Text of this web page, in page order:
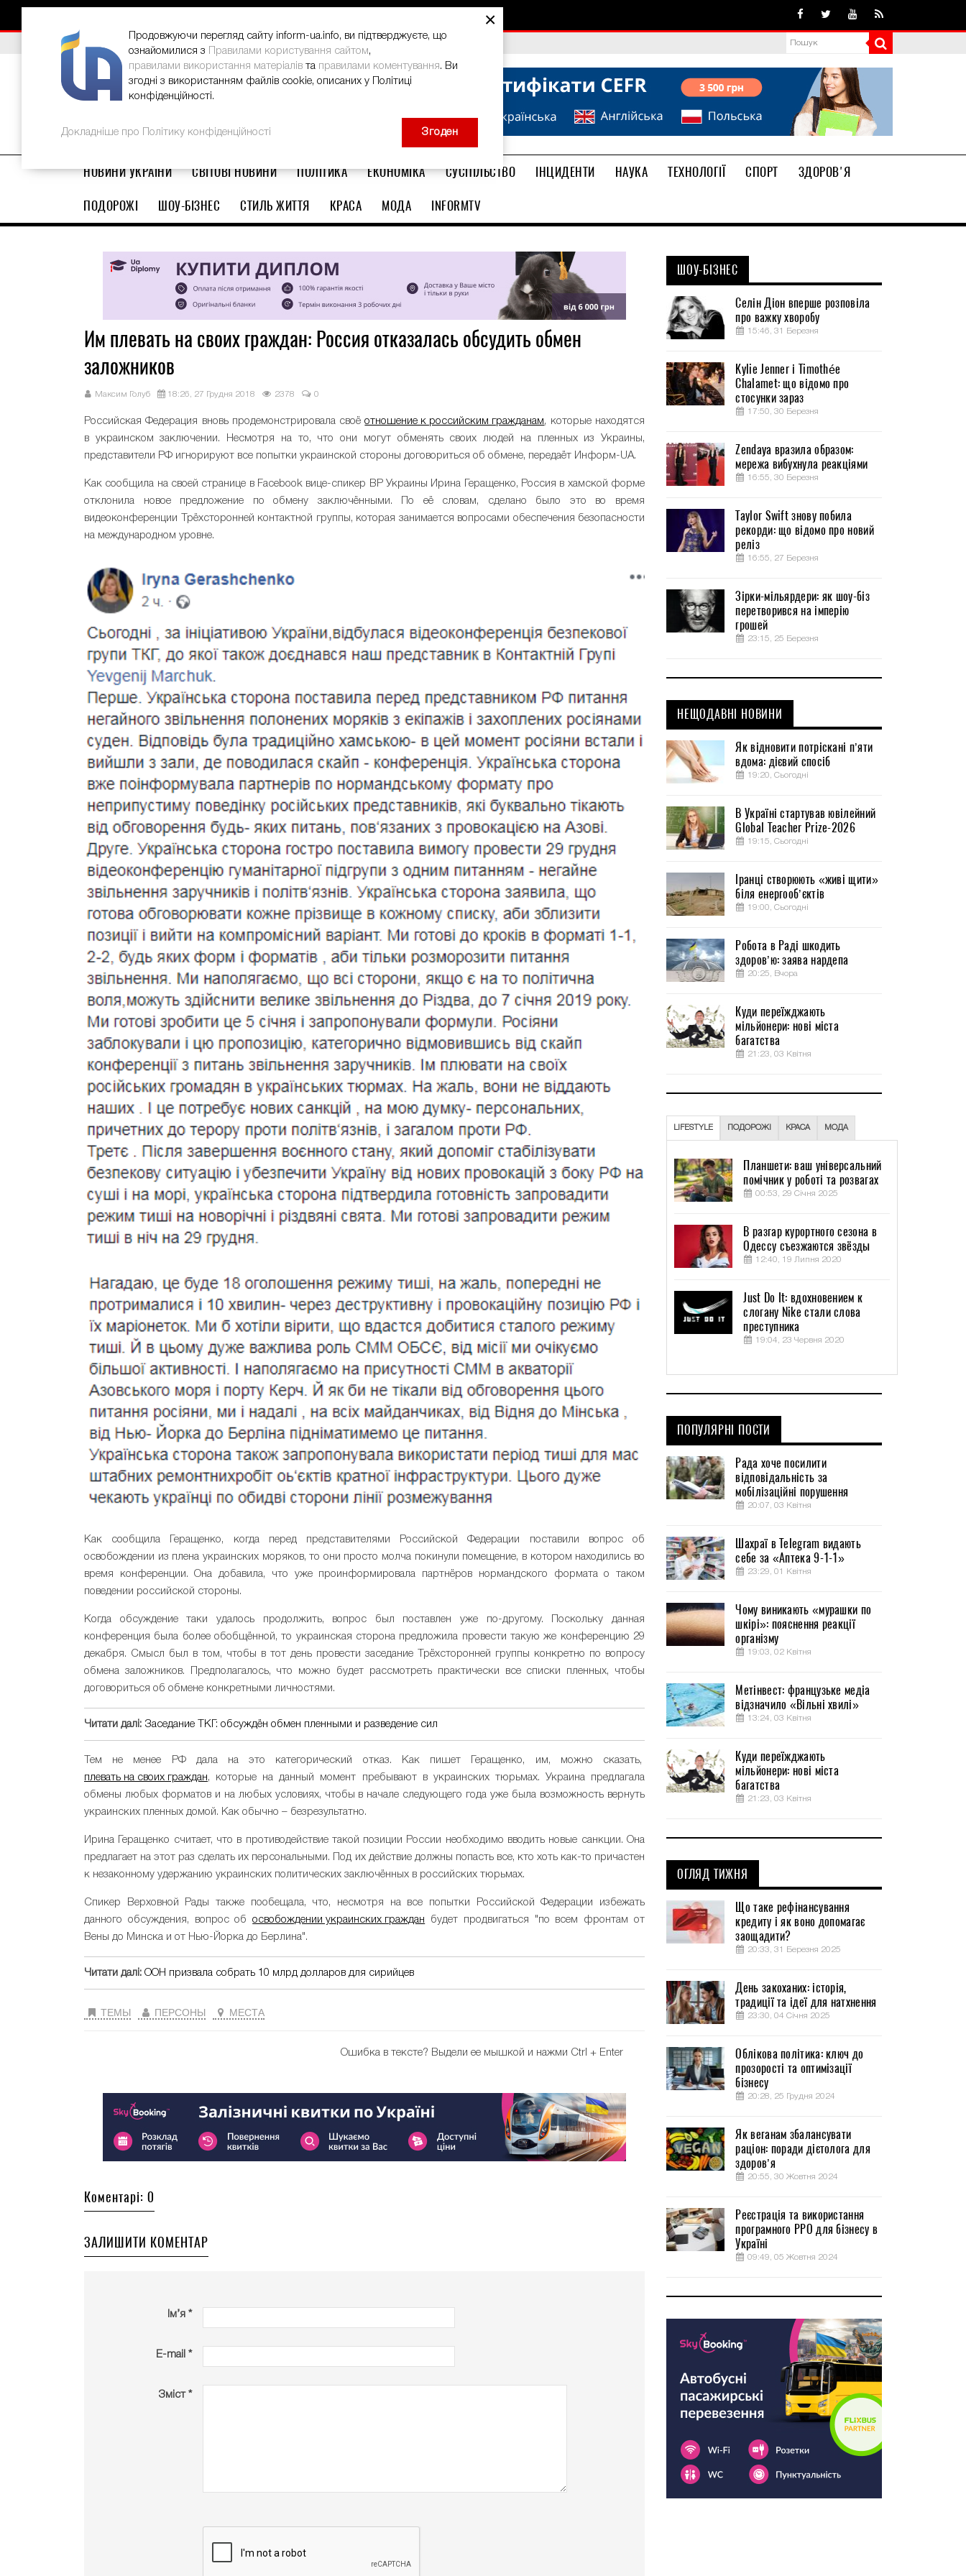
ВИБІР РЕДАКЦІЇ В Україні стартував ювілейний Global Teacher Prize-2026
НОВИНИ УКРАЇНИ СВІТОВІ НОВИНИ ПОЛІТИКА ЕКОНОМІКА СУСПІЛЬСТВО ІНЦИДЕНТИ НАУКА ТЕХНОЛОГІЇ СПОРТ
ЗДОРОВ'Я
ПОДОРОЖІ
ШОУ-БІЗНЕС СТИЛЬ ЖИТТЯ КРАСА МОДА INFORMTV
Им плевать на своих граждан: Россия отказалась обсудить обмен
заложников
Максим Голуб 18:26, 27 Грудня 2018 2378 0
Российская Федерация вновь продемонстрировала своёотношение к российским гражданам, которые находятся
в украинском заключении. Несмотря на то, что они могут обменять своих людей на пленных из Украины,
представители РФ игнорируют все попытки украинской стороны договориться об обмене, передаёт Информ-UA.
Как сообщила на своей странице в Facebook вице-спикер ВР Украины Ирина Геращенко, Россия в хамской форме
отклонила новое предложение по обмену заключёнными. По её словам, сделано было это во время
видеоконференции Трёхсторонней контактной группы, которая занимается вопросами обеспечения безопасности
на международном уровне.
Как сообщила Геращенко, когда перед представителями Российской Федерации поставили вопрос об
освобождении из плена украинских моряков, то они просто молча покинули помещение, в котором находились во
время конференции. Она добавила, что уже проинформировала партнёров нормандского формата о таком
поведении российской стороны.
Когда обсуждение таки удалось продолжить, вопрос был поставлен уже по-другому. Поскольку данная
конференция была более обобщённой, то украинская сторона предложила провести такую же конференцию 29
декабря. Смысл был в том, чтобы в тот день провести заседание Трёхсторонней группы конкретно по вопросу
обмена заложников. Предполагалось, что можно будет рассмотреть практически все списки пленных, чтобы
договориться об обмене конкретными личностями.
Читати далі: Заседание ТКГ: обсуждён обмен пленными и разведение сил
Тем не менее РФ дала на это категорический отказ. Как пишет Геращенко, им, можно сказать,
плевать на своих граждан, которые на данный момент пребывают в украинских тюрьмах. Украина предлагала
обмены любых форматов и на любых условиях, чтобы в начале следующего года уже была возможность вернуть
украинских пленных домой. Как обычно – безрезультатно.
Ирина Геращенко считает, что в противодействие такой позиции России необходимо вводить новые санкции. Она
предлагает на этот раз сделать их персональными. Под их действие должны попасть все, кто хоть как-то причастен
к незаконному удержанию украинских политических заключённых в российских тюрьмах.
Спикер Верховной Рады также пообещала, что, несмотря на все попытки Российской Федерации избежать
данного обсуждения, вопрос обосвобождении украинских граждан будет продвигаться "по всем фронтам от
Вены до Минска и от Нью-Йорка до Берлина".
Читати далі: ООН призвала собрать 10 млрд долларов для сирийцев
ТЕМЫ ПЕРСОНЫ МЕСТА
Ошибка в тексте? Выдели ее мышкой и нажми Ctrl + Enter
Коментарі: 0
ЗАЛИШИТИ КОМЕНТАР
Ім’я *
E-mail *
Зміст *
ШОУ-БІЗНЕС
Селін Діон вперше розповіла
про важку хворобу
15:46, 31 Березня
Kylie Jenner і Timothée
Chalamet: що відомо про
стосунки зараз
17:50, 30 Березня
Zendaya вразила образом:
мережа вибухнула реакціями
16:55, 30 Березня
Taylor Swift знову побила
рекорди: що відомо про новий
реліз
16:55, 27 Березня
Зірки-мільярдери: як шоу-біз
перетворився на імперію
грошей
23:15, 25 Березня
НЕЩОДАВНІ НОВИНИ
Як відновити потріскані п’яти
вдома: дієвий спосіб
19:20, Сьогодні
В Україні стартував ювілейний
Global Teacher Prize-2026
19:15, Сьогодні
Іранці створюють «живі щити»
біля енергооб’єктів
19:00, Сьогодні
Робота в Раді шкодить
здоров’ю: заява нардепа
20:25, Вчора
Куди переїжджають
мільйонери: нові міста
багатства
21:23, 03 Квітня
LIFESTYLE ПОДОРОЖІ КРАСА МОДА
Планшети: ваш універсальний
помічник у роботі та розвагах
00:53, 29 Січня 2025
В разгар курортного сезона в
Одессу съезжаются звёзды
12:40, 19 Липня 2020
Just Do It: вдохновением к
слогану Nike стали слова
преступника
19:04, 23 Червня 2020
ПОПУЛЯРНІ ПОСТИ
Рада хоче посилити
відповідальність за
мобілізаційні порушення
20:07, 03 Квітня
Шахраї в Telegram видають
себе за «Аптека 9-1-1»
23:29, 01 Квітня
Чому виникають «мурашки по
шкірі»: пояснення реакції
організму
19:03, 02 Квітня
Метінвест: французьке медіа
відзначило «Вільні хвилі»
13:24, 03 Квітня
Куди переїжджають
мільйонери: нові міста
багатства
21:23, 03 Квітня
ОГЛЯД ТИЖНЯ
Що таке рефінансування
кредиту і як воно допомагає
заощадити?
20:33, 31 Березня 2025
День закоханих: історія,
традиції та ідеї для натхнення
23:30, 04 Січня 2025
Облікова політика: ключ до
прозорості та оптимізації
бізнесу
20:28, 25 Грудня 2024
Як веганам збалансувати
раціон: поради дієтолога для
здоров’я
20:55, 30 Жовтня 2024
Реєстрація та використання
програмного РРО для бізнесу в
Україні
09:49, 05 Жовтня 2024
×
Продовжуючи перегляд сайту inform-ua.info, ви підтверджуєте, що
ознайомилися з
Правилами користування сайтом,
правилами використання матеріалів та правилами коментування. Ви
згодні з використанням файлів cookie, описаних у Політиці
конфіденційності.
Докладніше про Політику конфіденційності Згоден